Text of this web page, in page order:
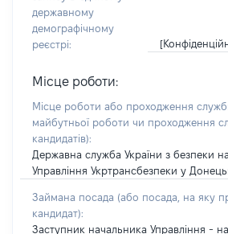
державному
демографічному
реєстрі:
Місце роботи:
Місце роботи або проходження
майбутньої роботи чи проходження
кандидатів):
Державна служба України з безпеки
Управління Укртрансбезпеки у
Займана посада (або посада, на яку
кандидат):
Заступник начальника Управління -